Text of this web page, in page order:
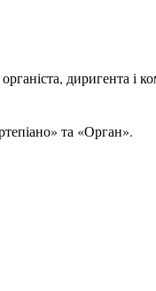
диригента і
та «Орган».